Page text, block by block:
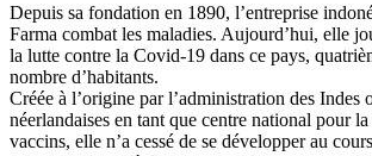
Depuis sa fondation en 1890, l’entreprise
Farma combat les maladies. Aujourd’hui, elle
la lutte contre la Covid-19 dans ce pays,
nombre d’habitants.
Créée à l’origine par l’administration des Indes
néerlandaises en tant que centre national pour
vaccins, elle n’a cessé de se développer au